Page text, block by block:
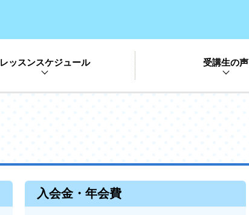
レッスンスケジュール 受講生の声
入会金・年会費